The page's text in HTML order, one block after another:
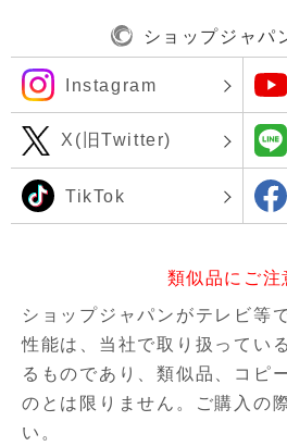
ショップジャパ
Instagram
X(旧Twitter)
TikTok
類似品にご注
ショップジャパンがテレビ等
性能は、当社で取り扱ってい
るものであり、類似品、コピ
のとは限りません。ご購入の
い。